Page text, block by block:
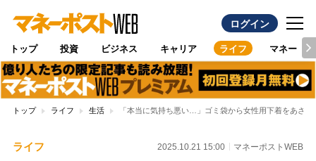
ログイン
トップ 投資 ビジネス キャリア ライフ マネー
トップ ライフ 生活 「本当に気持ち悪い…」ゴミ袋から女性用下着をあさ
ライフ 2025.10.21 15:00 マネーポストWEB